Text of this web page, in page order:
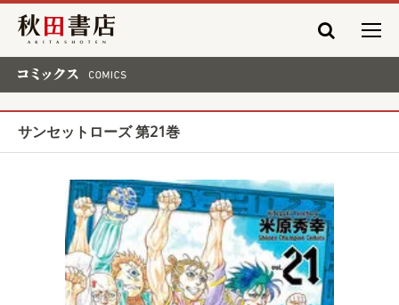
秋田書店
サンセットローズ 第21巻